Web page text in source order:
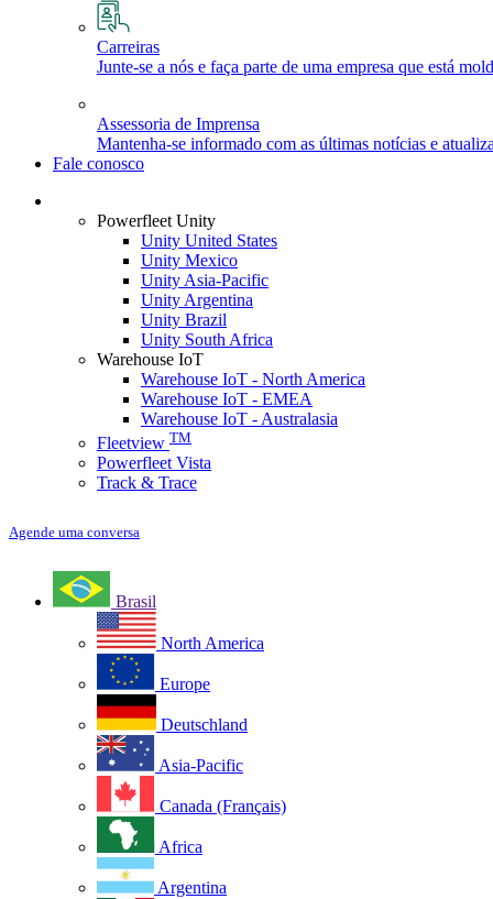
Carreiras
Junte-se a nós e faça parte de uma empresa que está
Assessoria de Imprensa
Mantenha-se informado com as últimas notícias e
Fale conosco
Powerfleet Unity
Unity United States
Unity Mexico
Unity Asia-Pacific
Unity Argentina
Unity Brazil
Unity South Africa
Warehouse IoT
Warehouse IoT - North America
Warehouse IoT - EMEA
Warehouse IoT - Australasia
Fleetview TM
Powerfleet Vista
Track & Trace
Agende uma conversa
Brasil
North America
Europe
Deutschland
Asia-Pacific
Canada (Français)
Africa
Argentina